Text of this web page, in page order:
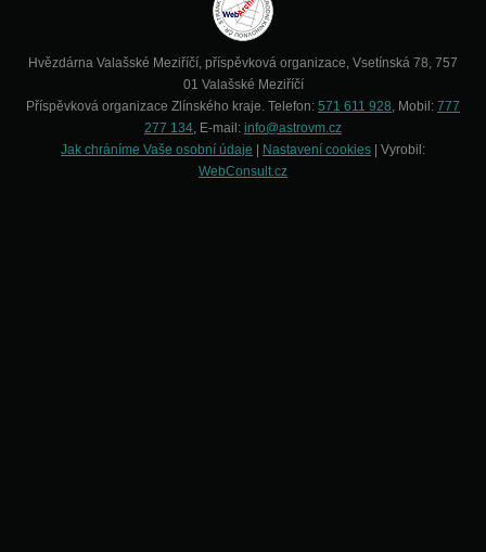
Hvězdárna Valašské Meziříčí, příspěvková organizace, Vsetínská 78, 757
01 Valašské Meziříčí
Příspěvková organizace Zlínského kraje. Telefon: 571 611 928, Mobil: 777
277 134, E-mail: info@astrovm.cz
Jak chráníme Vaše osobní údaje
Nastavení cookies | Vyrobil:
WebConsult.cz